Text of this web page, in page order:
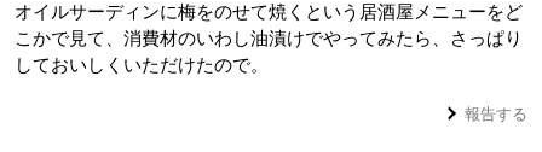
オイルサーディンに梅をのせて焼くという居酒屋メニューをど
こかで見て、消費材のいわし油漬けでやってみたら、さっぱり
しておいしくいただけたので。
報告する